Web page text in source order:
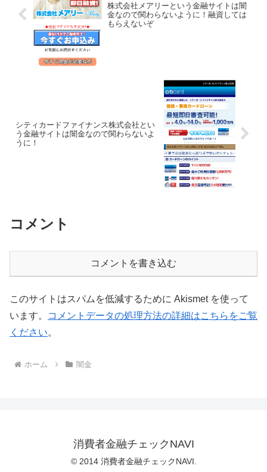
株式会社メアリーという金融サイトは闇
金なので関わらないように！融資しては
もらえないぞ
シティカードファイナンス株式会社とい
う金融サイトは闇金なので関わらないよ
うに！
コメント
コメントを書き込む
このサイトはスパムを低減するために Akismet を使って
います。
コメントデータの処理方法の詳細はこちらをご覧
ください。
ホーム 闇金
消費者金融チェックNAVI
© 2014 消費者金融チェックNAVI.